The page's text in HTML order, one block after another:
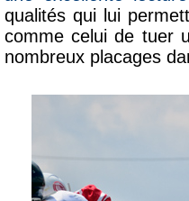
qualités qui lui
comme celui de tuer
nombreux placages